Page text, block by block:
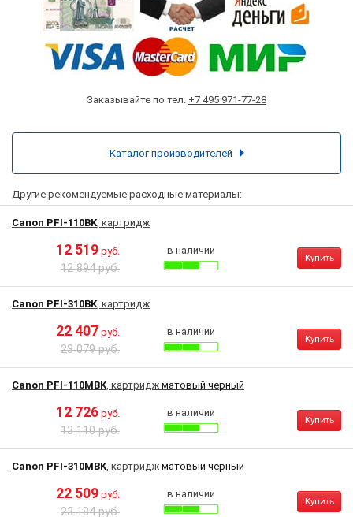
Заказывайте по тел. +7 495 971-77-28
Другие рекомендуемые расходные материалы:
Canon PFI-110BK , картридж
12 519 руб.
12 894 руб.
в наличии
Купить
Canon PFI-310BK , картридж
22 407 руб.
23 079 руб.
в наличии
Купить
Canon PFI-110MBK , картридж матовый черный
12 726 руб.
13 110 руб.
в наличии
Купить
Canon PFI-310MBK , картридж матовый черный
22 509 руб.
23 184 руб.
в наличии
Купить